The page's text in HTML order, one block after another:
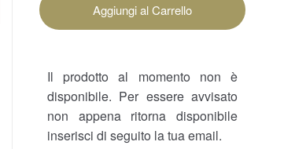
Aggiungi al Carrello
Il prodotto al momento non è
disponibile. Per essere avvisato
non appena ritorna disponibile
inserisci di seguito la tua email.